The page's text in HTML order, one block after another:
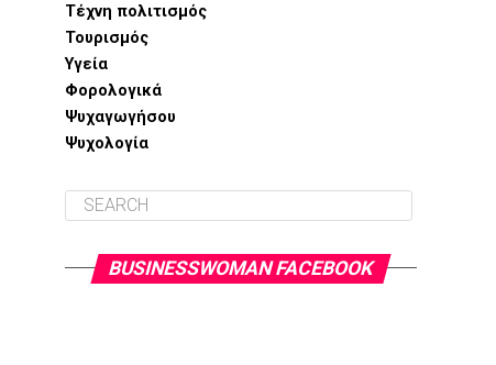
Τέχνη πολιτισμός
Τουρισμός
Υγεία
Φορολογικά
Ψυχαγωγήσου
Ψυχολογία
BUSINESSWOMAN FACEBOOK